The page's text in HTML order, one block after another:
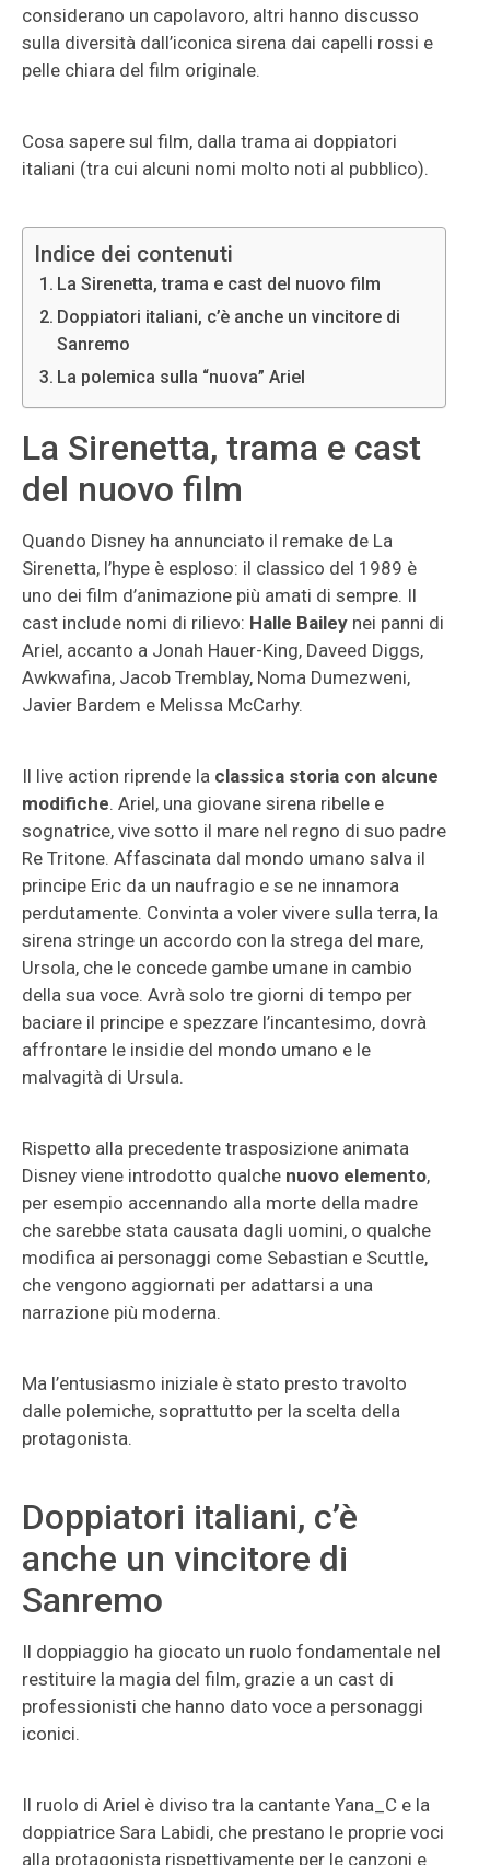
considerano un capolavoro, altri hanno discusso
sulla diversità dall’iconica sirena dai capelli rossi e
pelle chiara del film originale.
Cosa sapere sul film, dalla trama ai doppiatori
italiani (tra cui alcuni nomi molto noti al pubblico).
Indice dei contenuti
La Sirenetta, trama e cast del nuovo film
Doppiatori italiani, c’è anche un vincitore di
Sanremo
La polemica sulla “nuova” Ariel
La Sirenetta, trama e cast
del nuovo film
Quando Disney ha annunciato il remake de La
Sirenetta, l’hype è esploso: il classico del 1989 è
uno dei film d’animazione più amati di sempre. Il
cast include nomi di rilievo: Halle Bailey nei panni di
Ariel, accanto a Jonah Hauer-King, Daveed Diggs,
Awkwafina, Jacob Tremblay, Noma Dumezweni,
Javier Bardem e Melissa McCarhy.
Il live action riprende la classica storia con alcune
modifiche. Ariel, una giovane sirena ribelle e
sognatrice, vive sotto il mare nel regno di suo padre
Re Tritone. Affascinata dal mondo umano salva il
principe Eric da un naufragio e se ne innamora
perdutamente. Convinta a voler vivere sulla terra, la
sirena stringe un accordo con la strega del mare,
Ursola, che le concede gambe umane in cambio
della sua voce. Avrà solo tre giorni di tempo per
baciare il principe e spezzare l’incantesimo, dovrà
affrontare le insidie del mondo umano e le
malvagità di Ursula.
Rispetto alla precedente trasposizione animata
Disney viene introdotto qualche nuovo elemento,
per esempio accennando alla morte della madre
che sarebbe stata causata dagli uomini, o qualche
modifica ai personaggi come Sebastian e Scuttle,
che vengono aggiornati per adattarsi a una
narrazione più moderna.
Ma l’entusiasmo iniziale è stato presto travolto
dalle polemiche, soprattutto per la scelta della
protagonista.
Doppiatori italiani, c’è
anche un vincitore di
Sanremo
Il doppiaggio ha giocato un ruolo fondamentale nel
restituire la magia del film, grazie a un cast di
professionisti che hanno dato voce a personaggi
iconici.
Il ruolo di Ariel è diviso tra la cantante Yana_C e la
doppiatrice Sara Labidi, che prestano le proprie voci
alla protagonista rispettivamente per le canzoni e